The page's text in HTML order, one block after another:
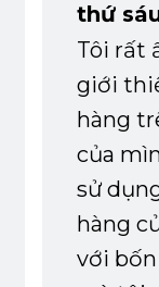
thứ
Tôi rất
giới
hàng
của
sử
hàng
với